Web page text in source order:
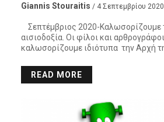
Giannis Stouraitis / 4 Σεπτεμβρίου 2020
Σεπτέμβριος 2020-Καλωσορίζουμε
αισιοδοξία. Οι φίλοι και
καλωσορίζουμε ιδιότυπα την Αρχή
READ MORE